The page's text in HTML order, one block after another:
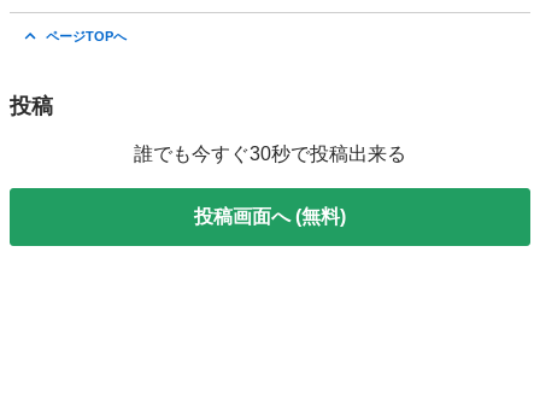
ページTOPへ
投稿
誰でも今すぐ30秒で投稿出来る
投稿画面へ (無料)